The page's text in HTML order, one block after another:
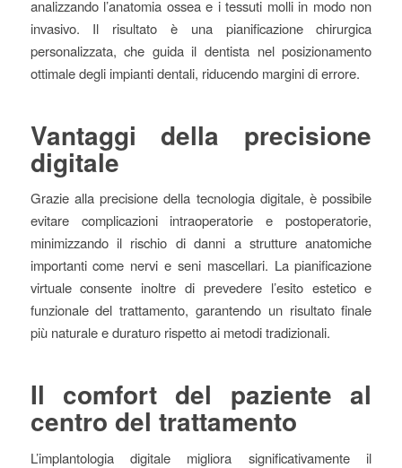
analizzando l’anatomia ossea e i tessuti molli in modo non
invasivo. Il risultato è una pianificazione chirurgica
personalizzata, che guida il dentista nel posizionamento
ottimale degli impianti dentali, riducendo margini di errore.
Vantaggi della precisione
digitale
Grazie alla precisione della tecnologia digitale, è possibile
evitare complicazioni intraoperatorie e postoperatorie,
minimizzando il rischio di danni a strutture anatomiche
importanti come nervi e seni mascellari. La pianificazione
virtuale consente inoltre di prevedere l’esito estetico e
funzionale del trattamento, garantendo un risultato finale
più naturale e duraturo rispetto ai metodi tradizionali.
Il comfort del paziente al
centro del trattamento
L’implantologia digitale migliora significativamente il